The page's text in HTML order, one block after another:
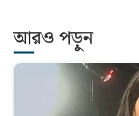
আরও পড়ুন